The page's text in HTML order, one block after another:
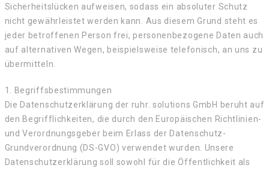
Sicherheitslücken aufweisen, sodass ein absoluter Schutz
nicht gewährleistet werden kann. Aus diesem Grund steht es
jeder betroffenen Person frei, personenbezogene Daten auch
auf alternativen Wegen, beispielsweise telefonisch, an uns zu
übermitteln.
1. Begriffsbestimmungen
Die Datenschutzerklärung der ruhr. solutions GmbH beruht auf
den Begrifflichkeiten, die durch den Europäischen Richtlinien-
und Verordnungsgeber beim Erlass der Datenschutz-
Grundverordnung (DS-GVO) verwendet wurden. Unsere
Datenschutzerklärung soll sowohl für die Öffentlichkeit als